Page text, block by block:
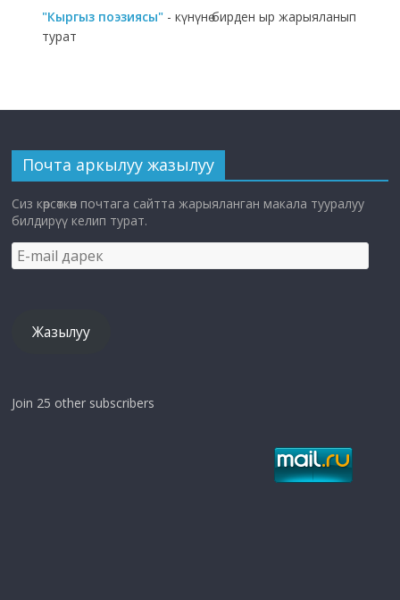
"Кыргыз поэзиясы" - күнүнө бирден ыр жарыяланып
турат
Почта аркылуу жазылуу
Сиз көрсөткөн почтага сайтта жарыяланган макала тууралуу
билдирүү келип турат.
E-
mail
Жазылуу
Join 25 other subscribers